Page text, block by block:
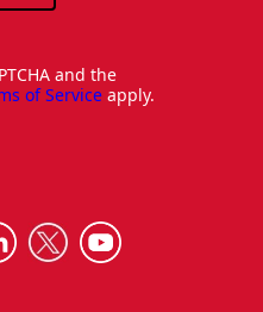
and the
of Service apply.